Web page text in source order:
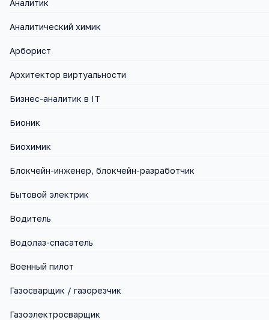
Аналитик
Аналитический химик
Арборист
Архитектор виртуальности
Бизнес-аналитик в IT
Бионик
Биохимик
Блокчейн-инженер, блокчейн-разработчик
Бытовой электрик
Водитель
Водолаз-спасатель
Военный пилот
Газосварщик / газорезчик
Газоэлектросварщик